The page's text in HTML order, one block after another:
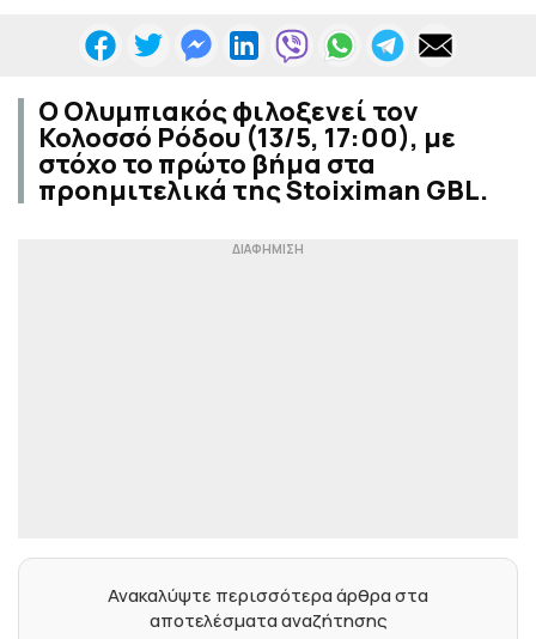
Ο Ολυμπιακός φιλοξενεί τον
Κολοσσό Ρόδου (13/5, 17:00), με
στόχο το πρώτο βήμα στα
προημιτελικά της Stoiximan GBL.
Ανακαλύψτε περισσότερα άρθρα στα
αποτελέσματα αναζήτησης